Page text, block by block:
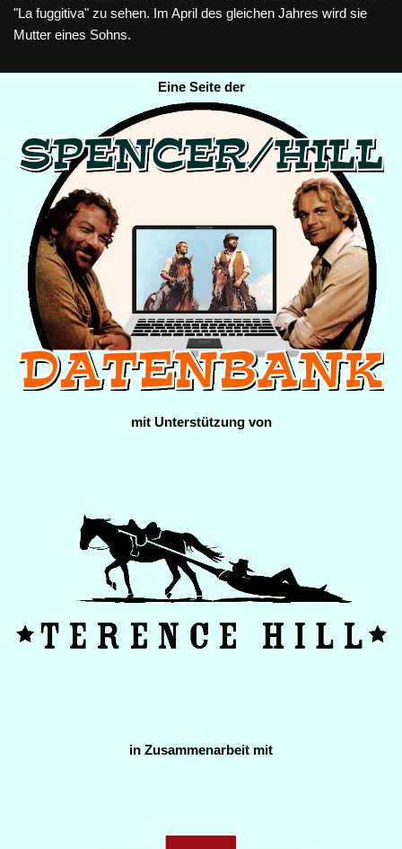
"La fuggitiva" zu sehen. Im April des gleichen Jahres wird sie
Mutter eines Sohns.
Eine Seite der
mit Unterstützung von
in Zusammenarbeit mit